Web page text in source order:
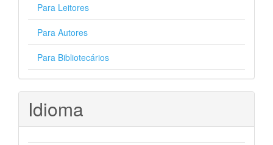
Para Leitores
Para Autores
Para Bibliotecários
Idioma